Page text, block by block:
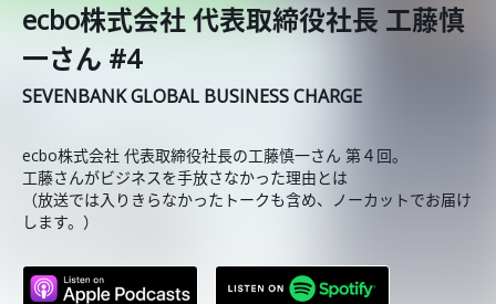
ecbo株式会社 代表取締役社長 工藤慎
一さん #4
SEVENBANK GLOBAL BUSINESS CHARGE
ecbo株式会社 代表取締役社長の工藤慎一さん 第４回。
工藤さんがビジネスを手放さなかった理由とは
（放送では入りきらなかったトークも含め、ノーカットでお届け
します。）